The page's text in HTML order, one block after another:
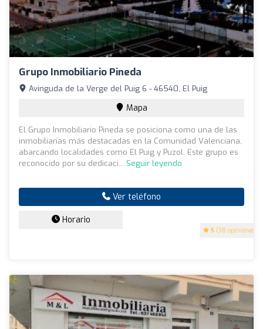
Grupo Inmobiliario Pineda
5 (38 opiniones)
Avinguda de la Verge del Puig 6 - 46540, El Puig
Mapa
El Grupo Inmobiliario Pineda se posiciona como una de las
inmobiliarias más destacadas en la Comunidad Valenciana,
abarcando localidades como El Puig y Puzol. Este grupo es
reconocido por su dedicaci... Seguir leyendo
Ver teléfono
Horario